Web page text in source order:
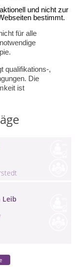
und nicht zur
bestimmt.
für alle
qualifikations-,
Die
ist
Leib